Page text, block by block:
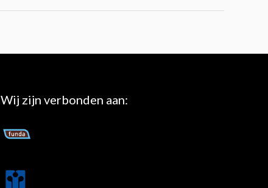
Wij zijn verbonden aan: